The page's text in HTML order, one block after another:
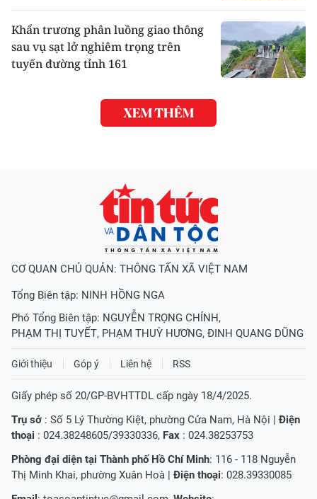
Khẩn trương phân luồng giao thông
sau vụ sạt lở nghiêm trọng trên
tuyến đường tỉnh 161
XEM THÊM
CƠ QUAN CHỦ QUẢN: THÔNG TẤN XÃ VIỆT NAM
Tổng Biên tập: NINH HỒNG NGA
Phó Tổng Biên tập: NGUYỄN TRỌNG CHÍNH ,
PHẠM THỊ TUYẾT, PHẠM THUỲ HƯƠNG, ĐINH QUANG DŨNG
Giới thiệu Góp ý Liên hệ RSS
Giấy phép số 20/GP-BVHTTDL cấp ngày 18/4/2025.
Trụ sở : Số 5 Lý Thường Kiệt, phường Cửa Nam, Hà Nội |Điện
thoại : 024.38248605/39330336, Fax : 024.38253753
Phòng đại diện tại Thành phố Hồ Chí Minh: 116 - 118 Nguyễn
Thị Minh Khai, phường Xuân Hoà |Điện thoại: 028.39330085